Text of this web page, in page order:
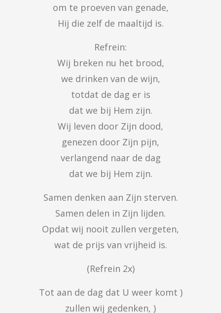
om te proeven van genade,
Hij die zelf de maaltijd is.
Refrein:
Wij breken nu het brood,
we drinken van de wijn,
totdat de dag er is
dat we bij Hem zijn.
Wij leven door Zijn dood,
genezen door Zijn pijn,
verlangend naar de dag
dat we bij Hem zijn.
Samen denken aan Zijn sterven.
Samen delen in Zijn lijden.
Opdat wij nooit zullen vergeten,
wat de prijs van vrijheid is.
(Refrein 2x)
Tot aan de dag dat U weer komt )
zullen wij gedenken, )